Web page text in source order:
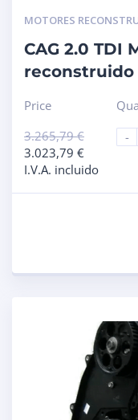
MOTORES
CAG 2.0 TDI
reconstruido
Price
3.265,79€
3.023,79 €
I.V.A. incluido
-